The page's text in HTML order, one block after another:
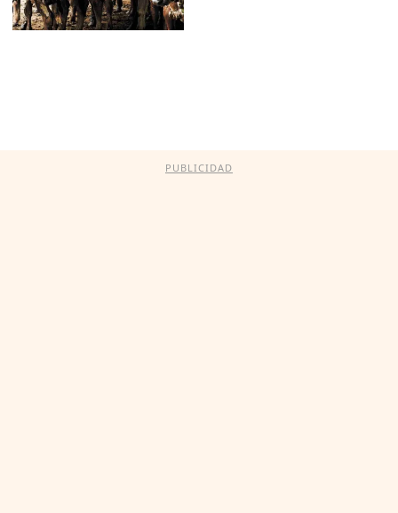
PUBLICIDAD